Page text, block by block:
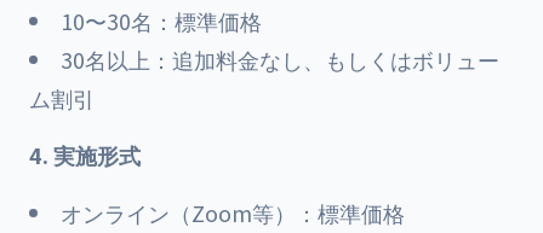
10〜30名：標準価格
30名以上：追加料金なし、もしくはボリュー
ム割引
4. 実施形式
オンライン（Zoom等）：標準価格